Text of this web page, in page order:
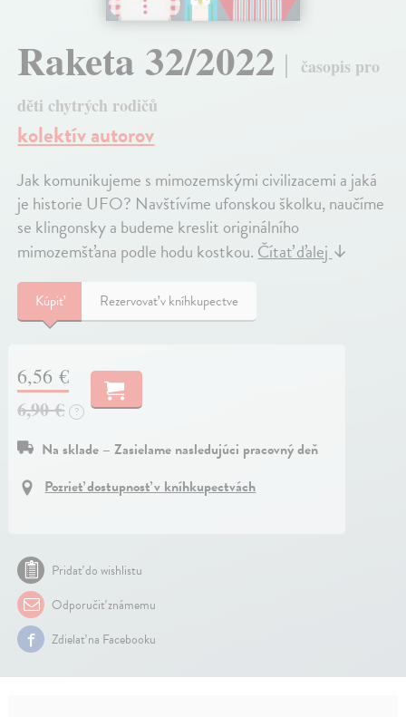
Raketa 32/2022
časopis pro
děti chytrých rodičů
kolektív autorov
Jak komunikujeme s mimozemskými civilizacemi a jaká
je historie UFO? Navštívíme ufonskou školku, naučíme
se klingonsky a budeme kreslit originálního
mimozemšťana podle hodu kostkou.Čítať ďalej↓
Kúpiť Rezervovať v kníhkupectve
6,56 €
6,90 €
?
Na sklade – Zasielame nasledujúci pracovný deň
Pozrieť dostupnosť v kníhkupectvách
Pridať do wishlistu
Odporučiť známemu
Zdielať na Facebooku